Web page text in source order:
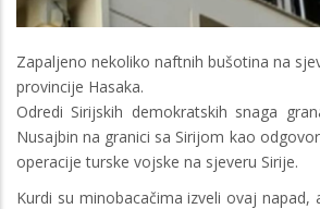
Zapaljeno nekoliko naftnih bušotina na
provincije Hasaka.
Odredi Sirijskih demokratskih snaga
Nusajbin na granici sa Sirijom kao
operacije turske vojske na sjeveru Sirije.
Kurdi su minobacačima izveli ovaj napad,